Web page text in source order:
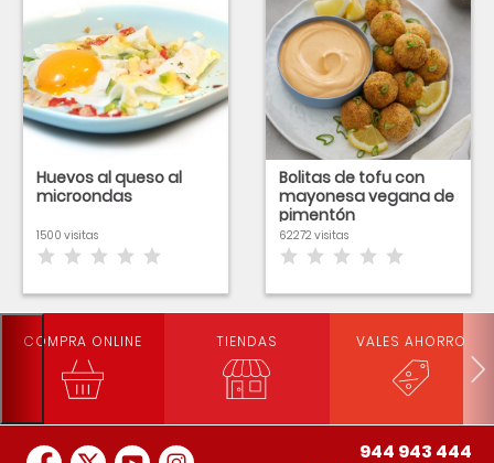
Huevos al queso al
microondas
1500 visitas
Bolitas de tofu con
mayonesa vegana de
pimentón
62272 visitas
COMPRA ONLINE TIENDAS VALES AHORRO
944 943 444